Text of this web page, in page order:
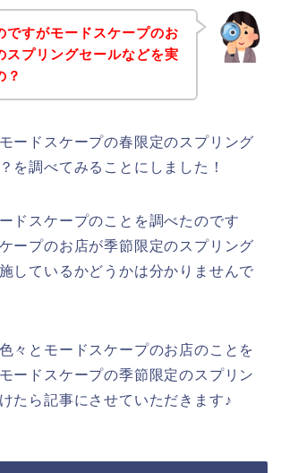
ですがモードスケープのお
スプリングセールなどを実
？
ードスケープの春限定のスプリング
を調べてみることにしました！
ドスケープのことを調べたのです
ープのお店が季節限定のスプリング
しているかどうかは分かりませんで
々とモードスケープのお店のことを
ードスケープの季節限定のスプリン
たら記事にさせていただきます♪